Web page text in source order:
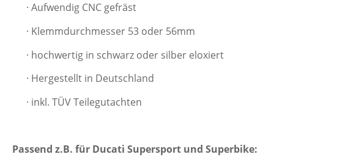
· Aufwendig CNC gefräst
· Klemmdurchmesser 53 oder 56mm
· hochwertig in schwarz oder silber eloxiert
· Hergestellt in Deutschland
· inkl. TÜV Teilegutachten
Passend z.B. für Ducati Supersport und Superbike: